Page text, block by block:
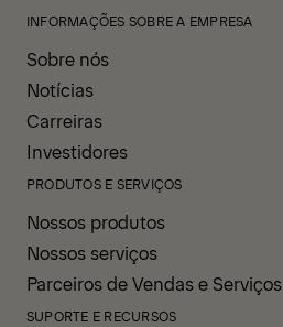
INFORMAÇÕES SOBRE A EMPRESA
Sobre nós
Notícias
Carreiras
Investidores
PRODUTOS E SERVIÇOS
Nossos produtos
Nossos serviços
Parceiros de Vendas e Serviços
SUPORTE E RECURSOS